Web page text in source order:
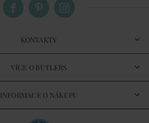
KONTAKTY
VÍCE O BUTLERS
INFORMACE O NÁKUPU